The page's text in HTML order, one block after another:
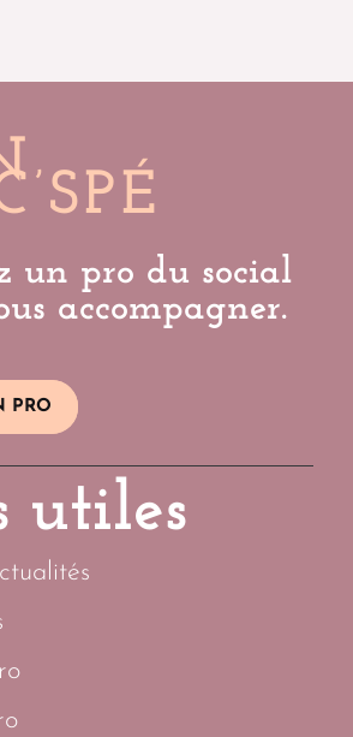
un pro du social
accompagner.
PRO
utiles